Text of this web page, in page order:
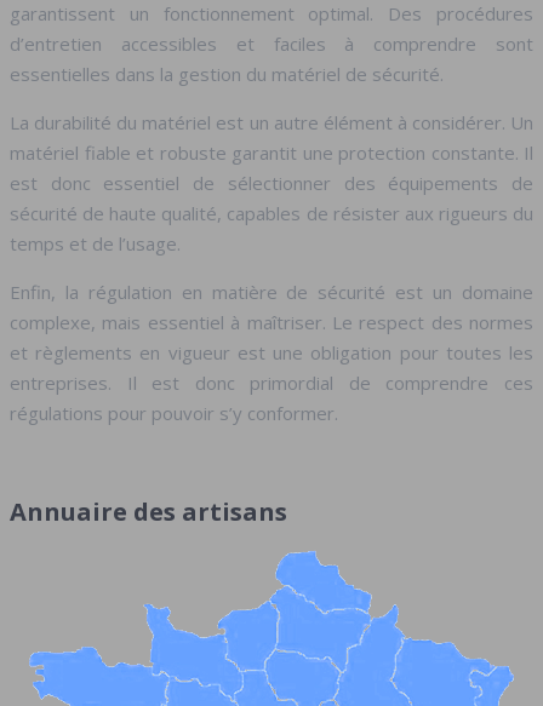
garantissent un fonctionnement optimal. Des procédures
d’entretien accessibles et faciles à comprendre sont
essentielles dans la gestion du matériel de sécurité.
La durabilité du matériel est un autre élément à considérer. Un
matériel fiable et robuste garantit une protection constante. Il
est donc essentiel de sélectionner des équipements de
sécurité de haute qualité, capables de résister aux rigueurs du
temps et de l’usage.
Enfin, la régulation en matière de sécurité est un domaine
complexe, mais essentiel à maîtriser. Le respect des normes
et règlements en vigueur est une obligation pour toutes les
entreprises. Il est donc primordial de comprendre ces
régulations pour pouvoir s’y conformer.
Annuaire des artisans